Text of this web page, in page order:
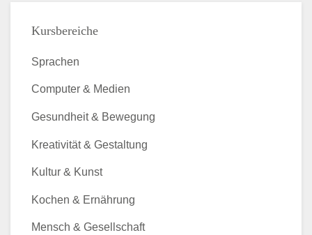
Kursbereiche
Sprachen
Computer & Medien
Gesundheit & Bewegung
Kreativität & Gestaltung
Kultur & Kunst
Kochen & Ernährung
Mensch & Gesellschaft